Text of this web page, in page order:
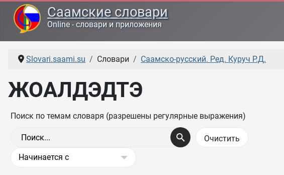
Саамские словари
Online - словари и приложения
Slovari.saami.su Словари Саамско-русский. Ред. Куруч Р.Д.
ЖОАЛДЭДТЭ
Поиск по темам словаря (разрешены регулярные выражения)